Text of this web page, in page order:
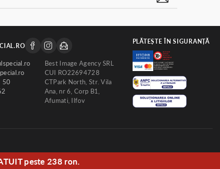
50
Best Image Agency SRL
CUI RO22694728
CTPark North, Str. Vila
Ana, nr 6, Corp B1,
Afumati, Ilfov
PLĂTEȘTE ÎN SIGURANȚĂ
peste 238 ron.